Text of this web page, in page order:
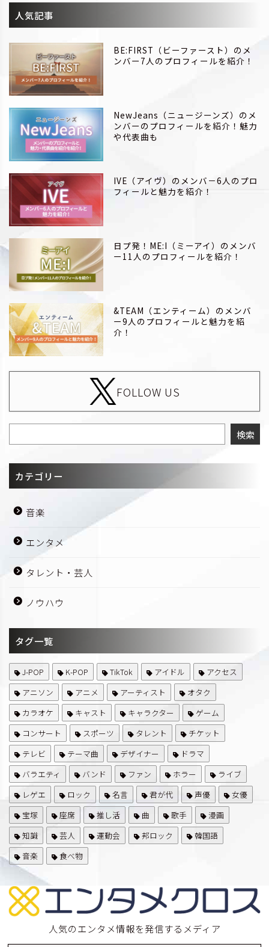
人気記事
BE:FIRST（ビーファースト）のメ
ンバー7人のプロフィールを紹介！
NewJeans（ニュージーンズ）のメ
ンバーのプロフィールを紹介！魅力
や代表曲も
IVE（アイヴ）のメンバ－6人のプロ
フィールと魅力を紹介！
日プ発！ME:I（ミーアイ）のメンバ
ー11人のプロフィールを紹介！
&TEAM（エンティーム）のメンバ
ー9人のプロフィールと魅力を紹
介！
FOLLOW US
検索
カテゴリー
音楽
エンタメ
タレント・芸人
ノウハウ
タグ一覧
J-POP K-POP TikTok アイドル
アクセス
アニソン
アニメ アーティスト
オタク
カラオケ
キャスト キャラクター
ゲーム
コンサート
スポーツ タレント
チケット
テレビ
テーマ曲 デザイナー
ドラマ
バラエティ
バンド ファン ホラー
ライブ
レゲエ
ロック 名言 君が代 声優
女優
宝塚
座席 推し活 曲 歌手
漫画
知識
芸人 運動会 邦ロック
韓国語
音楽
食べ物
人気のエンタメ情報を発信するメディア